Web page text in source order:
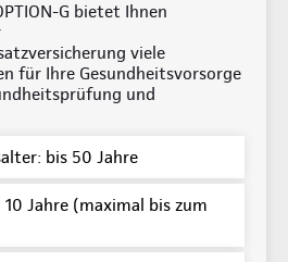
G bietet Ihnen
viele
für Ihre Gesundheitsvorsorge
und
bis 50 Jahre
Jahre (maximal bis zum